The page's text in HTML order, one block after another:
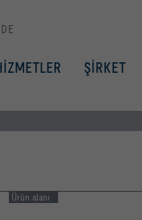
ŞİRKET
Ürün alanı